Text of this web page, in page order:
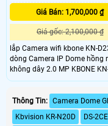
Giá Bán: 1,700,000 ₫
Giá gốc: 2,100,000 ₫
lắp Camera wifi kbone KN-
dòng Camera IP Dome hồng
không dây 2.0 MP KBONE
là dòng camera IP Wifi mới
camera an ninh thông minh
báo và còi báo động, cùng
năng phát hiện con người.
Thông Tin: Camera Dome
Kbvision KR-N20D
DS-